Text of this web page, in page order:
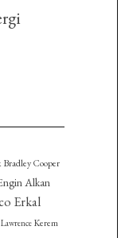
Bradley Cooper
Alkan
Erkal
Kerem